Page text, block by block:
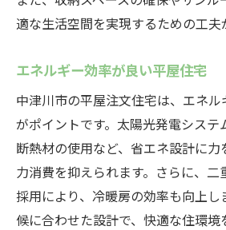
適な生活空間を実現するための工夫
エネルギー効率が良い平屋住宅
中津川市の平屋注文住宅は、エネ
がポイントです。太陽光発電システ
断熱材の使用など、省エネ設計に
力消費を抑えられます。さらに、二
採用により、冷暖房の効率も向上し
候に合わせた設計で、快適な住環境